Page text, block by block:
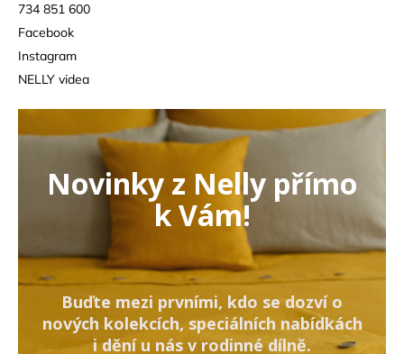
734 851 600
Facebook
Instagram
NELLY videa
Novinky z Nelly přímo
k Vám!
Buďte mezi prvními, kdo se dozví o
nových kolekcích, speciálních nabídkách
i dění u nás v rodinné dílně.